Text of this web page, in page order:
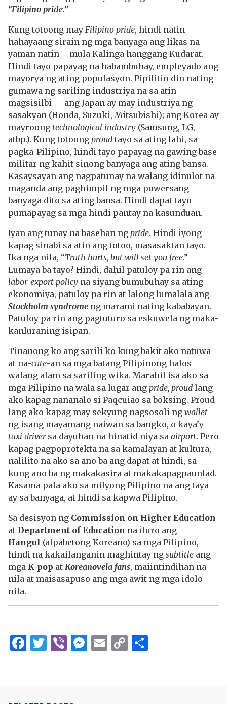
“Filipino pride.”
Kung totoong may Filipino pride, hindi natin
hahayaang sirain ng mga banyaga ang likas na
yaman natin – mula Kalinga hanggang Kudarat.
Hindi tayo papayag na habambuhay, empleyado ang
mayorya ng ating populasyon. Pipilitin din nating
gumawa ng sariling industriya na sa atin
magsisilbi — ang Japan ay may industriya ng
sasakyan (Honda, Suzuki, Mitsubishi); ang Korea ay
mayroong technological industry (Samsung, LG,
atbp.). Kung totoong proud tayo sa ating lahi, sa
pagka-Pilipino, hindi tayo papayag na gawing base
militar ng kahit sinong banyaga ang ating bansa.
Kasaysayan ang nagpatunay na walang idinulot na
maganda ang paghimpil ng mga puwersang
banyaga dito sa ating bansa. Hindi dapat tayo
pumapayag sa mga hindi pantay na kasunduan.
Iyan ang tunay na basehan ng pride. Hindi iyong
kapag sinabi sa atin ang totoo, masasaktan tayo.
Ika nga nila, “Truth hurts, but will set you free.”
Lumaya ba tayo? Hindi, dahil patuloy pa rin ang
labor-export policy na siyang bumubuhay sa ating
ekonomiya, patuloy pa rin at lalong lumalala ang
Stockholm syndrome ng marami nating kababayan.
Patuloy pa rin ang pagtuturo sa eskuwela ng maka-
kanluraning isipan.
Tinanong ko ang sarili ko kung bakit ako natuwa
at na-cute-an sa mga batang Pilipinong halos
walang alam sa sariling wika. Marahil isa ako sa
mga Pilipino na wala sa lugar ang pride, proud lang
ako kapag nananalo si Paqcuiao sa boksing. Proud
lang ako kapag may sekyung nagsosoli ng wallet
ng isang mayamang naiwan sa bangko, o kaya’y
taxi driversa dayuhan na hinatid niya sa airport. Pero
kapag pagpoprotekta na sa kamalayan at kultura,
nalilito na ako sa ano ba ang dapat at hindi, sa
kung ano ba ng makakasira at makakapagpaunlad.
Kasama pala ako sa milyong Pilipino na ang taya
ay sa banyaga, at hindi sa kapwa Pilipino.
Sa desisyon ng Commission on Higher Education
at Department of Education na ituro ang
Hangul (alpabetong Koreano) sa mga Pilipino,
hindi na kakailanganin maghintay ng subtitle ang
mga K-pop at Koreanovela fans, maiintindihan na
nila at maisasapuso ang mga awit ng mga idolo
nila.
Facebook
Twitter
ViberMessenger
Email
Copy